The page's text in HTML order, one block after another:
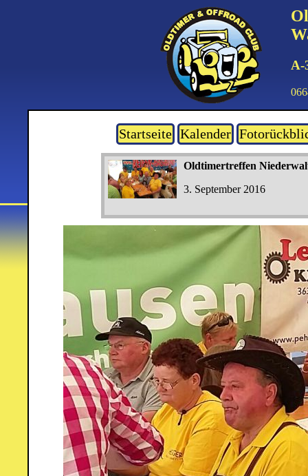
A-
Startseite Kalender
Oldtimertreffen
3. September 2016